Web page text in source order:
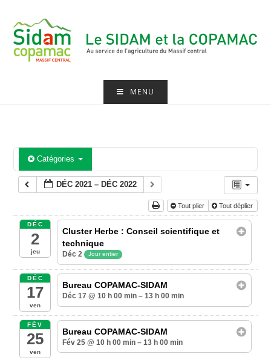
content
MENU
Catégories
DÉC 2021 – DÉC 2022
Tout plier Tout déplier
DÉC
2
jeu
Cluster Herbe : Conseil scientifique et
technique
Déc 2 Jour entier
DÉC
17
ven
Bureau COPAMAC-SIDAM
Déc 17 @ 10 h 00 min – 13 h 00 min
FÉV
25
ven
Bureau COPAMAC-SIDAM
Fév 25 @ 10 h 00 min – 13 h 00 min